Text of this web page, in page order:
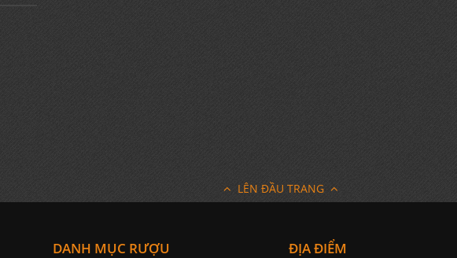
LÊN ĐẦU TRANG
DANH MỤC RƯỢU ĐỊA ĐIỂM